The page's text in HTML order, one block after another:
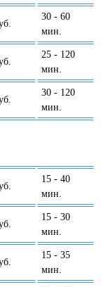
30 - 60
мин.
25 - 120
мин.
30 - 120
мин.
15 - 40
мин.
15 - 30
мин.
15 - 35
мин.